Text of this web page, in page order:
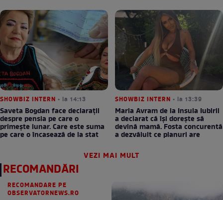
SHOWBIZ INTERN • la 14:13
Saveta Bogdan face declarații
despre pensia pe care o
primește lunar. Care este suma
pe care o încasează de la stat
SHOWBIZ INTERN • la 13:39
Maria Avram de la Insula Iubirii
a declarat că își dorește să
devină mamă. Fosta concurentă
a dezvăluit ce planuri are
VEZI MAI MULT
RECOMANDĂRI
RECOMANDARE PE
OBSERVATORNEWS.RO